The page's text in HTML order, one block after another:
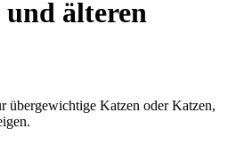
und älteren
übergewichtige Katzen oder Katzen,